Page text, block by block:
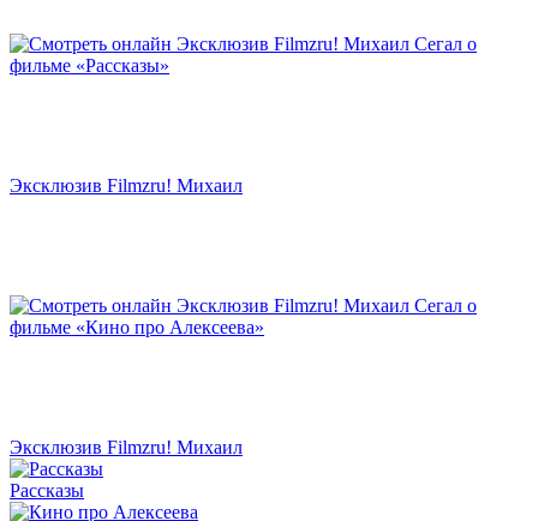
Эксклюзив Filmzru! Михаил
Эксклюзив Filmzru! Михаил
Рассказы